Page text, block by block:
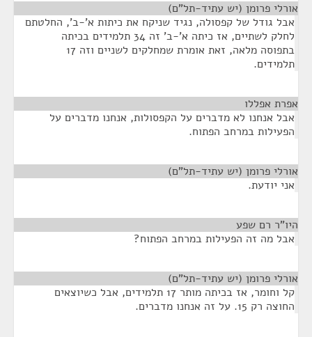
אורלי פרומן (יש עתיד-תל"ם)
אבל גודל של קפסולה, נגיד שניקח את כיתות א'-ב', החלטתם
לחלק לשתיים, אז כיתה א'-ב' זה 34 תלמידים בכיתה
בתפוסה מלאה, זאת אומרת שמחלקים לשניים וזה 17
תלמידים.
אפרת אפללו
אבל אנחנו לא מדברים על הקפסולות, אנחנו מדברים על
הפעילות במרחב הפתוח.
אורלי פרומן (יש עתיד-תל"ם)
אני יודעת.
היו"ר רם שפע
אבל מה זה הפעילות במרחב הפתוח?
אורלי פרומן (יש עתיד-תל"ם)
קל וחומר, אז בכיתה מותר 17 תלמידים, אבל כשיוצאים
החוצה רק 15. על זה אנחנו מדברים.